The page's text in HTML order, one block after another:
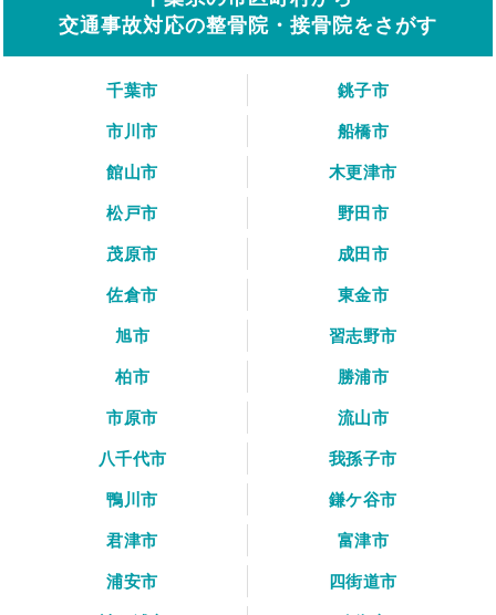
交通事故対応の整骨院・接骨院をさがす
千葉市
銚子市
市川市
船橋市
館山市
木更津市
松戸市
野田市
茂原市
成田市
佐倉市
東金市
旭市
習志野市
柏市
勝浦市
市原市
流山市
八千代市
我孫子市
鴨川市
鎌ケ谷市
君津市
富津市
浦安市
四街道市